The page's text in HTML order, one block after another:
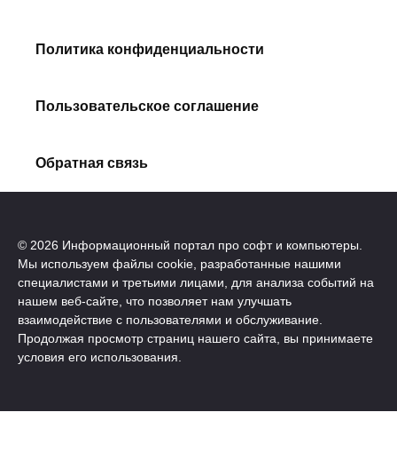
Политика конфиденциальности
Пользовательское соглашение
Обратная связь
© 2026 Информационный портал про софт и компьютеры.
Мы используем файлы cookie, разработанные нашими
специалистами и третьими лицами, для анализа событий на
нашем веб-сайте, что позволяет нам улучшать
взаимодействие с пользователями и обслуживание.
Продолжая просмотр страниц нашего сайта, вы принимаете
условия его использования.